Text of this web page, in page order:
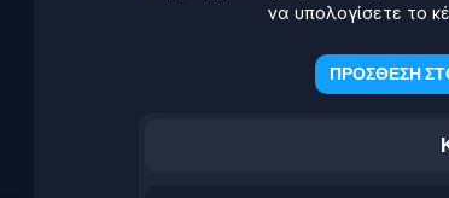
να υπολογίσετε το
ΠΡΟΣΘΕΣΗ